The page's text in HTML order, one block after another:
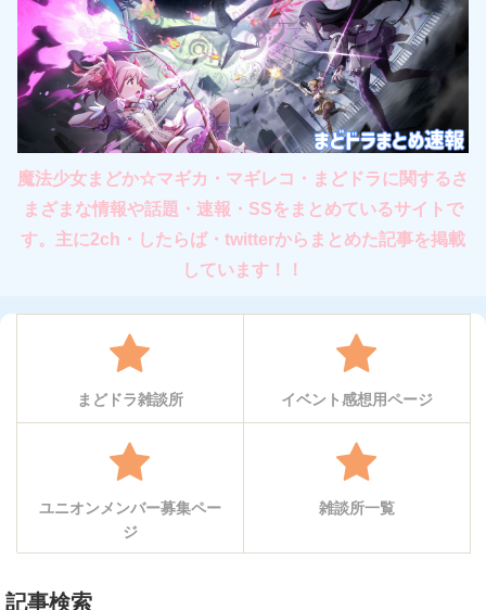
魔法少女まどか☆マギカ・マギレコ・まどドラに関するさ
まざまな情報や話題・速報・SSをまとめているサイトで
す。主に2ch・したらば・twitterからまとめた記事を掲載
しています！！
まどドラ雑談所 イベント感想用ページ
ユニオンメンバー募集ペー
ジ
雑談所一覧
記事検索